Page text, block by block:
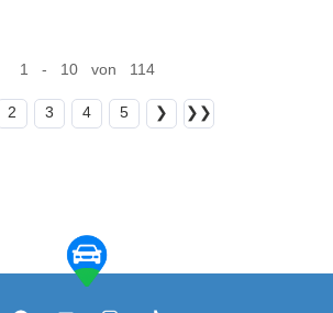
1 - 10 von 114
2 3 4 5 ❯ ❯❯